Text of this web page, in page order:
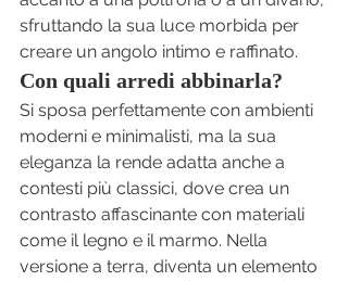
sfruttando la sua luce morbida per
creare un angolo intimo e raffinato.
Con quali arredi abbinarla?
Si sposa perfettamente con ambienti
moderni e minimalisti, ma la sua
eleganza la rende adatta anche a
contesti più classici, dove crea un
contrasto affascinante con materiali
come il legno e il marmo. Nella
versione a terra, diventa un elemento